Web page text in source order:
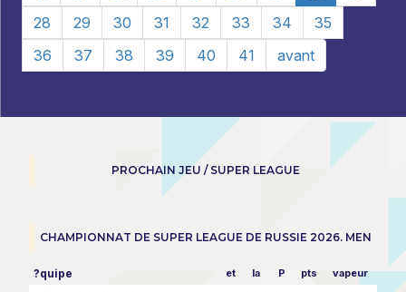
28
29 30 31 32 33 34
35
36
37 38 39 40 41 avant
PROCHAIN JEU / SUPER LEAGUE
CHAMPIONNAT DE SUPER LEAGUE DE RUSSIE 2026. MEN
?quipe et la P pts vapeur